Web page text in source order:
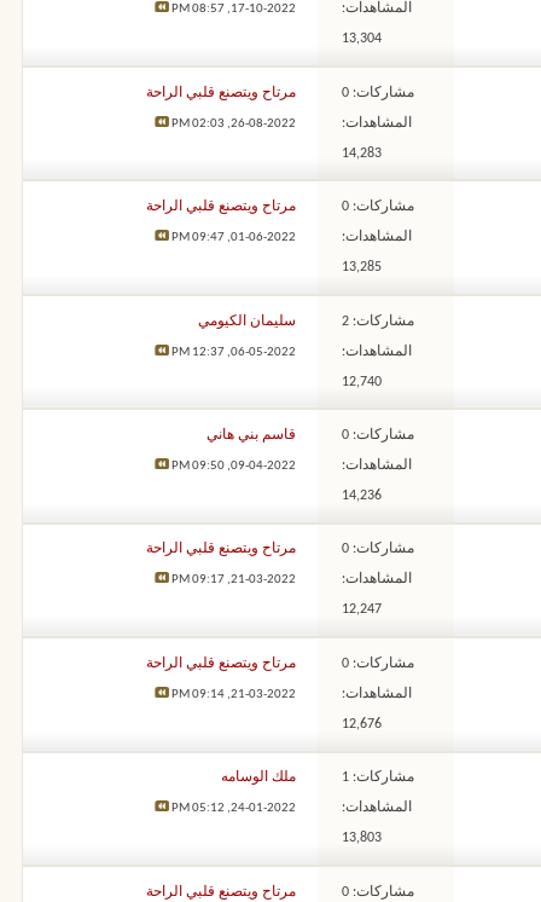
المشاهدات:
13,304
17-10-2022,
08:57 PM
مشاركات: 0
المشاهدات:
14,283
مرتاح ويتصنع قلبي الراحة
26-08-2022,
02:03 PM
مشاركات: 0
المشاهدات:
13,285
مرتاح ويتصنع قلبي الراحة
01-06-2022,
09:47 PM
مشاركات: 2
المشاهدات:
12,740
سليمان الكيومي
06-05-2022,
12:37 PM
مشاركات: 0
المشاهدات:
14,236
قاسم بني هاني
09-04-2022,
09:50 PM
مشاركات: 0
المشاهدات:
12,247
مرتاح ويتصنع قلبي الراحة
21-03-2022,
09:17 PM
مشاركات: 0
المشاهدات:
12,676
مرتاح ويتصنع قلبي الراحة
21-03-2022,
09:14 PM
مشاركات: 1
المشاهدات:
13,803
ملك الوسامه
24-01-2022,
05:12 PM
مشاركات: 0 مرتاح ويتصنع قلبي الراحة